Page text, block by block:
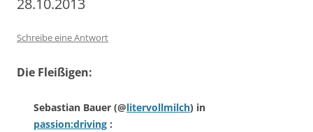
28.10.2013
Schreibe eine Antwort
Die Fleißigen:
Sebastian Bauer (@litervollmilch) in
passion:driving :